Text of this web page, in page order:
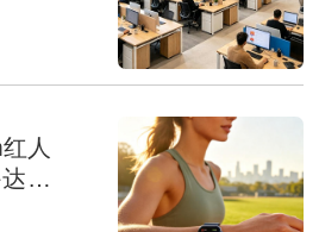
人
人